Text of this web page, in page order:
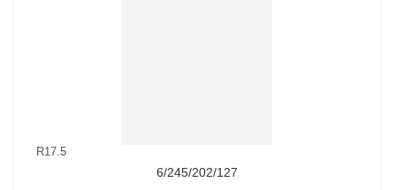
R17.5
6/245/202/127